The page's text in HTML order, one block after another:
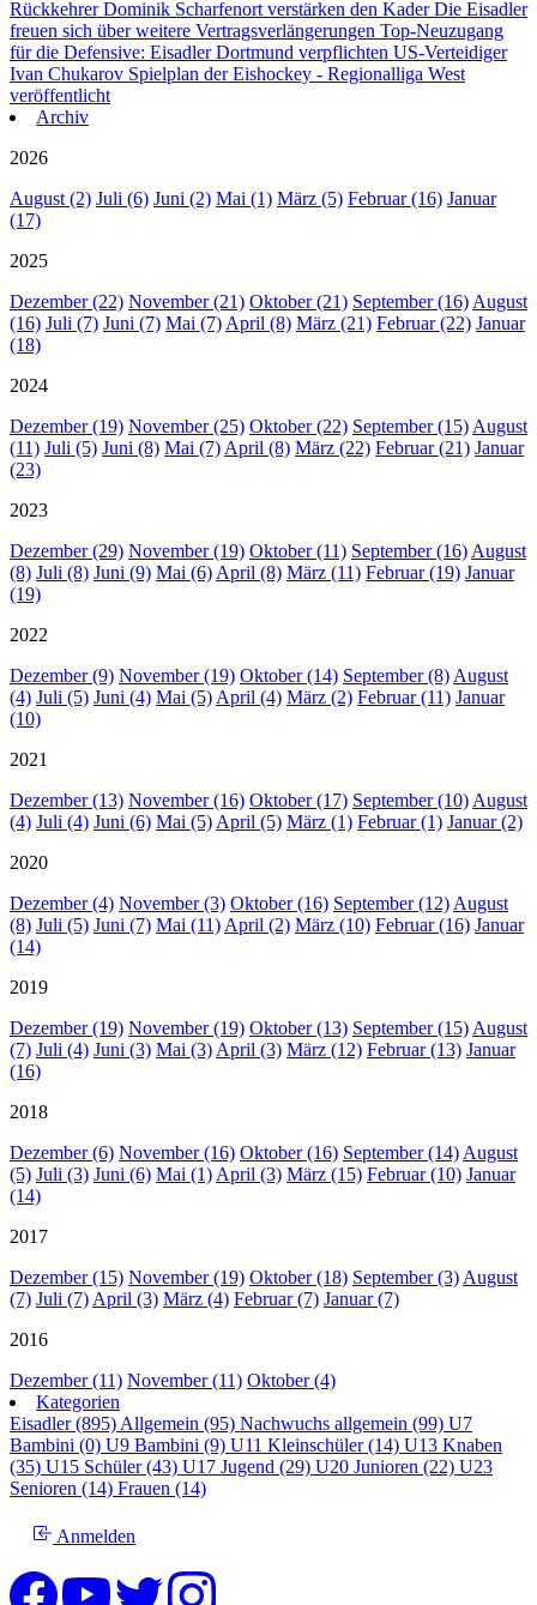
Rückkehrer Dominik Scharfenort verstärken den KaderDie Eisadler
freuen sich über weitere Vertragsverlängerungen Top-Neuzugang
für die Defensive: Eisadler Dortmund verpflichten US-Verteidiger
Ivan Chukarov Spielplan der Eishockey - Regionalliga West
veröffentlicht
Archiv
2026
August (2) Juli (6) Juni (2) Mai (1) März (5) Februar (16) Januar
(17)
2025
Dezember (22) November (21) Oktober (21) September (16) August
(16) Juli (7) Juni (7) Mai (7) April (8) März (21) Februar (22) Januar
(18)
2024
Dezember (19) November (25) Oktober (22) September (15) August
(11) Juli (5) Juni (8) Mai (7) April (8) März (22) Februar (21) Januar
(23)
2023
Dezember (29) November (19) Oktober (11) September (16) August
(8) Juli (8) Juni (9) Mai (6) April (8) März (11) Februar (19) Januar
(19)
2022
Dezember (9) November (19) Oktober (14) September (8) August
(4) Juli (5) Juni (4) Mai (5) April (4) März (2) Februar (11) Januar
(10)
2021
Dezember (13) November (16) Oktober (17) September (10) August
(4) Juli (4) Juni (6) Mai (5) April (5) März (1) Februar (1) Januar (2)
2020
Dezember (4) November (3) Oktober (16) September (12) August
(8) Juli (5) Juni (7) Mai (11) April (2) März (10) Februar (16) Januar
(14)
2019
Dezember (19) November (19) Oktober (13) September (15) August
(7) Juli (4) Juni (3) Mai (3) April (3) März (12) Februar (13) Januar
(16)
2018
Dezember (6) November (16) Oktober (16) September (14) August
(5) Juli (3) Juni (6) Mai (1) April (3) März (15) Februar (10) Januar
(14)
2017
Dezember (15) November (19) Oktober (18) September (3) August
(7) Juli (7) April (3) März (4) Februar (7) Januar (7)
2016
Dezember (11) November (11) Oktober (4)
Kategorien
Eisadler (895) Allgemein (95) Nachwuchs allgemein (99) U7
Bambini (0) U9 Bambini (9) U11 Kleinschüler (14) U13 Knaben
(35) U15 Schüler (43) U17 Jugend (29) U20 Junioren (22) U23
Senioren (14) Frauen (14)
Anmelden